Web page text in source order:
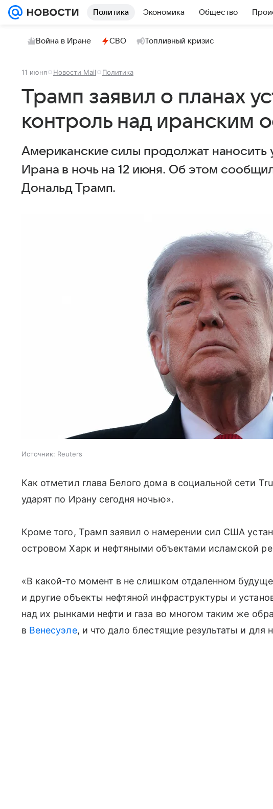
Политика Экономика Общество
Война в Иране СВО Топливный кризис
11 июня Новости Mail Политика
Трамп заявил о планах
контроль над иранским
Американские силы продолжат наносить
Ирана в ночь на 12 июня. Об этом
Дональд Трамп.
Источник: Reuters
Как отметил глава Белого дома в социальной сети
ударят по Ирану сегодня ночью».
Кроме того, Трамп заявил о намерении сил США
островом Харк и нефтяными объектами исламской
«В какой-то момент в не слишком отдаленном
и другие объекты нефтяной инфраструктуры и
над их рынками нефти и газа во многом таким же
в Венесуэле, и что дало блестящие результаты и